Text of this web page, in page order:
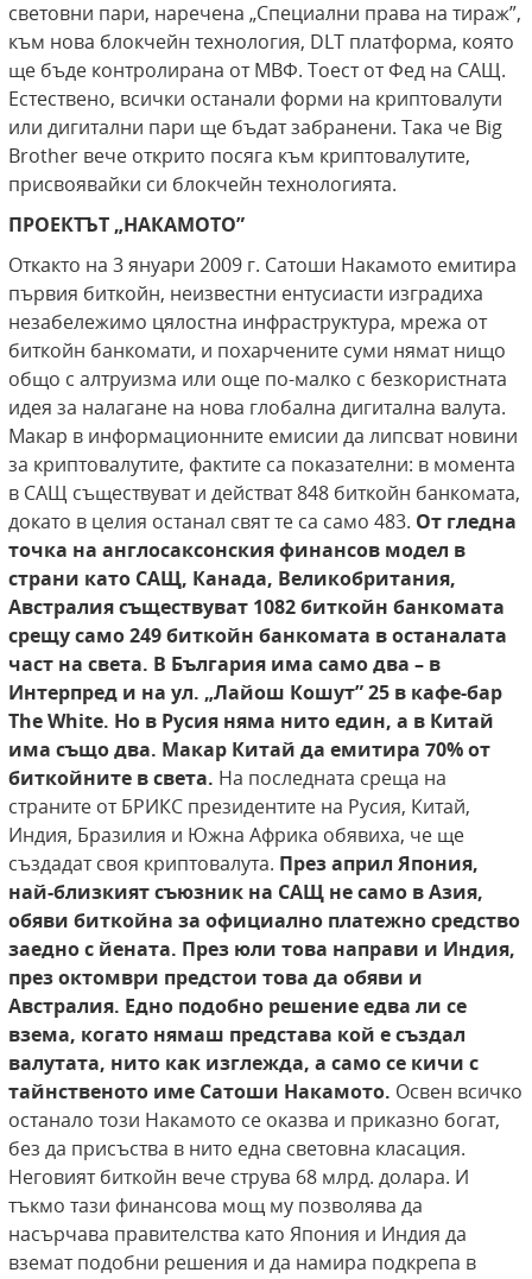
световни пари, наречена „Специални права на тираж”,
към нова блокчейн технология, DLT платформа, която
ще бъде контролирана от МВФ. Тоест от Фед на САЩ.
Естествено, всички останали форми на криптовалути
или дигитални пари ще бъдат забранени. Така че Big
Brother вече открито посяга към криптовалутите,
присвоявайки си блокчейн технологията.
ПРОЕКТЪТ „НАКАМОТО”
Откакто на 3 януари 2009 г. Сатоши Накамото емитира
първия биткойн, неизвестни ентусиасти изградиха
незабележимо цялостна инфраструктура, мрежа от
биткойн банкомати, и похарчените суми нямат нищо
общо с алтруизма или още по-малко с безкористната
идея за налагане на нова глобална дигитална валута.
Макар в информационните емисии да липсват новини
за криптовалутите, фактите са показателни: в момента
в САЩ съществуват и действат 848 биткойн банкомата,
докато в целия останал свят те са само 483. От гледна
точка на англосаксонскияфинансов модел в
страни като САЩ, Канада, Великобритания,
Австралия съществуват 1082 биткойн банкомата
срещу само 249 биткойн банкомата в останалата
част на света. В България има само два – в
Интерпред и на ул. „Лайош Кошут” 25 в кафе-бар
The White. Но в Русия няма нито един, а в Китай
има същодва. Макар Китай да емитира 70% от
биткойните в света. На последната среща на
страните от БРИКС президентите на Русия, Китай,
Индия, Бразилия и Южна Африка обявиха, че ще
създадат своя криптовалута. През април Япония,
най-близкиятсъюзник на САЩ не само в Азия,
обяви биткойна за официално платежно средство
заедно с йената. През юли това направи и Индия,
през октомври предстои това да обяви и
Австралия. Едно подобно решение едва ли се
взема, когато нямаш представа кой е създал
валутата, нито как изглежда, а само се кичи с
тайнственото име Сатоши Накамото. Освен всичко
останало този Накамото се оказва и приказно богат,
без да присъства в нито една световна класация.
Неговият биткойн вече струва 68 млрд. долара. И
тъкмо тази финансова мощ му позволява да
насърчава правителства като Япония и Индия да
вземат подобни решения и да намира подкрепа в